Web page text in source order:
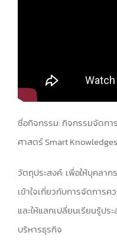
ชื่อกิจกรรม: กิจกรรมจัดกา
ศาสตร์ Smart
วัตถุประสงค์: เพื่อให้บุคลา
เข้าใจเกี่ยวกับการจัดการ
และให้แลกเปลี่ยนเรียนรู้ป
บริหารธุรกิจ